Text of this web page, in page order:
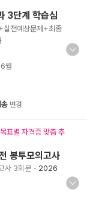
3단계 학습심
실전예상문제+최종
월
변경
표별 자격증 맞춤 추
봉투모의고사
사 3회분 - 2026